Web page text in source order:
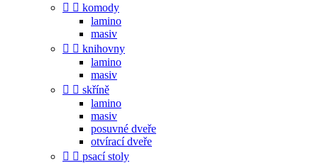
  komody
lamino
masiv
  knihovny
lamino
masiv
  skříně
lamino
masiv
posuvné dveře
otvírací dveře
  psací stoly